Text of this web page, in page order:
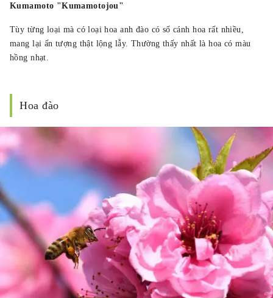
Kumamoto "Kumamotojou"
Tùy từng loại mà có loại hoa anh đào có số cánh hoa rất nhiều,
mang lại ấn tượng thật lộng lẫy. Thường thấy nhất là hoa có màu
hồng nhạt.
Hoa đào